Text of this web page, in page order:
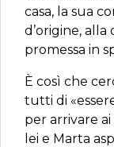
casa, la sua
d’origine,
promessa in
È così che
tutti di
per arrivare ai
lei e Marta